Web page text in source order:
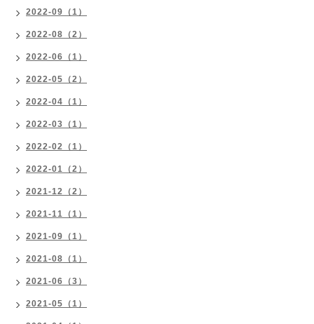
2022-09（1）
2022-08（2）
2022-06（1）
2022-05（2）
2022-04（1）
2022-03（1）
2022-02（1）
2022-01（2）
2021-12（2）
2021-11（1）
2021-09（1）
2021-08（1）
2021-06（3）
2021-05（1）